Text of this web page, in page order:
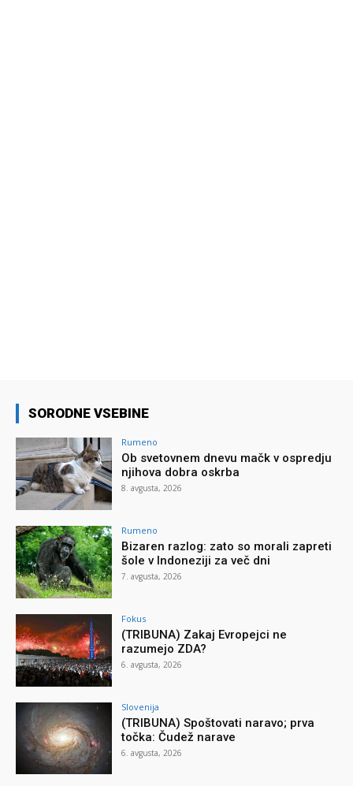
SORODNE VSEBINE
Rumeno
Ob svetovnem dnevu mačk v ospredju
njihova dobra oskrba
8. avgusta, 2026
Rumeno
Bizaren razlog: zato so morali zapreti
šole v Indoneziji za več dni
7. avgusta, 2026
Fokus
(TRIBUNA) Zakaj Evropejci ne
razumejo ZDA?
6. avgusta, 2026
Slovenija
(TRIBUNA) Spoštovati naravo; prva
točka: Čudež narave
6. avgusta, 2026